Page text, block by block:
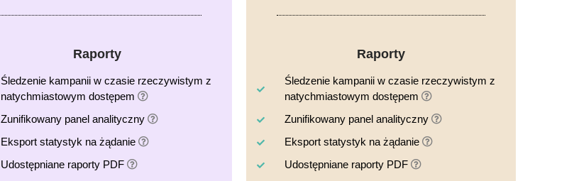
Raporty
Śledzenie kampanii w czasie rzeczywistym z
natychmiastowym dostępem
Zunifikowany panel analityczny
Eksport statystyk na żądanie
Udostępniane raporty PDF
Raporty
Śledzenie kampanii w czasie rzeczywistym z
natychmiastowym dostępem
Zunifikowany panel analityczny
Eksport statystyk na żądanie
Udostępniane raporty PDF